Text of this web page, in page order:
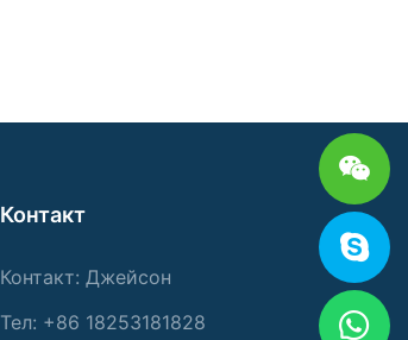
Контакт
Контакт: Джейсон
Тел: +86 18253181828